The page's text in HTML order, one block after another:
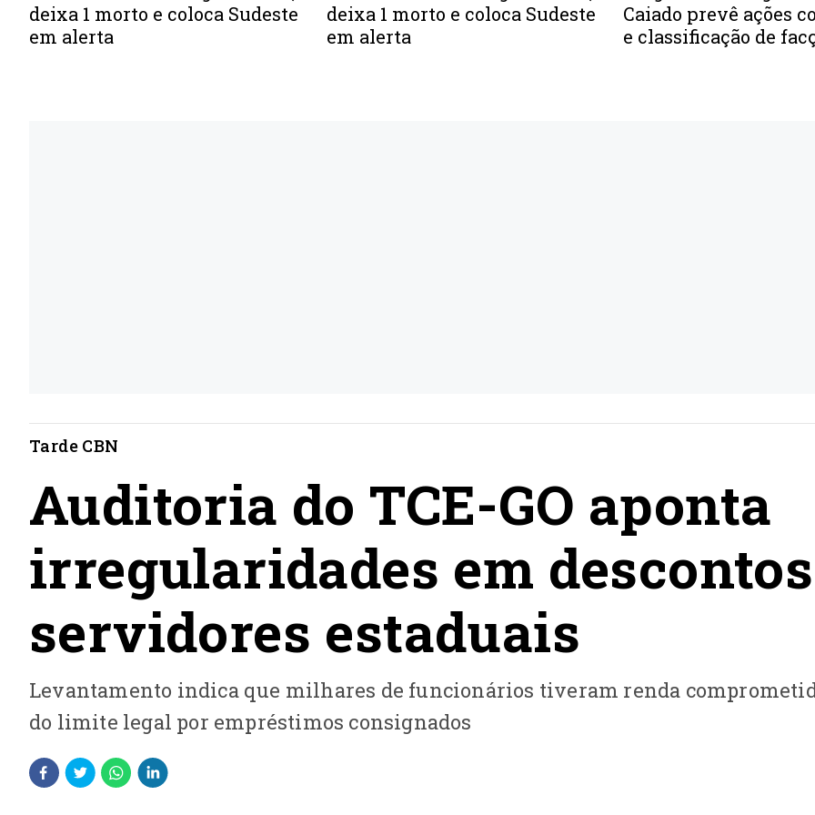
deixa 1 morto e coloca Sudeste
em alerta
deixa 1 morto e coloca Sudeste
em alerta
Caiado prevê ações
e classificação de
Tarde CBN
Auditoria do TCE-GO aponta
irregularidades em
servidores estaduais
Levantamento indica que milhares de funcionários tiveram renda
do limite legal por empréstimos consignados